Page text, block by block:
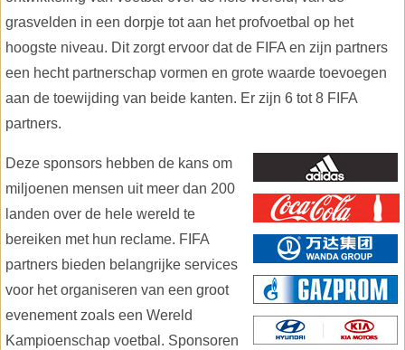
grasvelden in een dorpje tot aan het profvoetbal op het
hoogste niveau. Dit zorgt ervoor dat de FIFA en zijn partners
een hecht partnerschap vormen en grote waarde toevoegen
aan de toewijding van beide kanten. Er zijn 6 tot 8 FIFA
partners.
Deze sponsors hebben de kans om
miljoenen mensen uit meer dan 200
landen over de hele wereld te
bereiken met hun reclame. FIFA
partners bieden belangrijke services
voor het organiseren van een groot
evenement zoals een Wereld
Kampioenschap voetbal. Sponsoren